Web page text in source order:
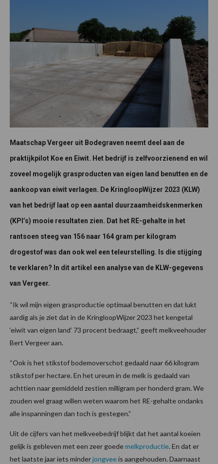
Maatschap Vergeer uit Bodegraven neemt deel aan de
praktijkpilot Koe en Eiwit. Het bedrijf is zelfvoorzienend en wil
zoveel mogelijk grasproducten van eigen land benutten en de
aankoop van eiwit verlagen. De KringloopWijzer 2023 (KLW)
van het bedrijf laat op een aantal duurzaamheidskenmerken
(KPI’s) mooie resultaten zien. Dat het RE-gehalte in het
rantsoen steeg van 156 naar 164 gram per kilogram
drogestof was dan ook wel een teleurstelling. Is die stijging
te verklaren? In dit artikel een analyse van de KLW-gegevens
van Vergeer.
“Ik wil mijn eigen grasproductie optimaal benutten en dat lukt
aardig als je ziet dat in de KringloopWijzer 2023 het kengetal
‘eiwit van eigen land’ 73 procent bedraagt,” geeft melkveehouder
Bert Vergeer aan.
“Ook is het stikstof bodemoverschot gedaald naar 66 kilogram
stikstof per hectare. En het ureum in de melk is gedaald van
achttien naar gemiddeld zestien milligram per honderd gram. We
zouden wel graag willen weten waarom het RE-gehalte ondanks
alle inspanningen dan toch is gestegen.”
Uit de cijfers van het melkveebedrijf blijkt dat het aantal koeien
gelijk is gebleven met een zeer goedemelkproductie. En dat er
het laatste jaar iets minderjongveeis aangehouden. Daarnaast